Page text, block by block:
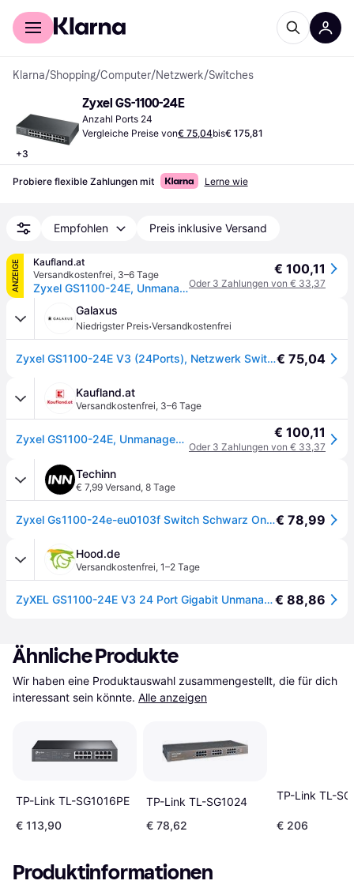
Für Shopper
Klarna/Shopping/Computer/Netzwerk/Switches
+3
Zyxel GS-1100-24E
Anzahl Ports 24
Vergleiche Preise von€ 75,04bis€ 175,81
Probiere flexible Zahlungen mit Lerne wie
Empfohlen Preis inklusive Versand
ANZEIGE
Kaufland.at
Versandkostenfrei, 3–6 Tage
Zyxel GS1100-24E, Unmanaged, Gigabit Ethernet (10/100/1000), Rack-Einbau, Wandmontage
€ 100,11
Oder 3 Zahlungen von € 33,37
Galaxus
Niedrigster Preis·Versandkostenfrei
Zyxel GS1100-24E V3 (24Ports), Netzwerk Switch, Schwarz€ 75,04
Kaufland.at
Versandkostenfrei, 3–6 Tage
Zyxel GS1100-24E, Unmanaged, Gigabit Ethernet (10/100/1000), Rack-Einbau, Wandmontage € 100,11
Oder 3 Zahlungen von € 33,37
Techinn
€ 7,99 Versand, 8 Tage
Zyxel Gs1100-24e-eu0103f Switch Schwarz One Size / EU Plug 220V€ 78,99
Hood.de
Versandkostenfrei, 1–2 Tage
ZyXEL GS1100-24E V3 24 Port Gigabit Unmanaged Switch V3€ 88,86
Ähnliche Produkte
Wir haben eine Produktauswahl zusammengestellt, die für dich
interessant sein könnte. Alle anzeigen
TP-Link TL-SG1016PE
€ 113,90
TP-Link TL-SG1024
€ 78,62
TP-Link TL-
€ 206
Produktinformationen